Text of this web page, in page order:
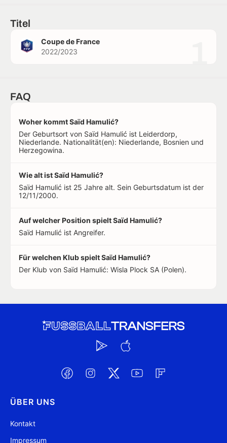
Titel
Coupe de France
2022/2023
FAQ
Woher kommt Saïd Hamulić?
Der Geburtsort von Saïd Hamulić ist Leiderdorp,
Niederlande. Nationalität(en): Niederlande, Bosnien und
Herzegowina.
Wie alt ist Saïd Hamulić?
Saïd Hamulić ist 25 Jahre alt. Sein Geburtsdatum ist der
12/11/2000.
Auf welcher Position spielt Saïd Hamulić?
Saïd Hamulić ist Angreifer.
Für welchen Klub spielt Saïd Hamulić?
Der Klub von Saïd Hamulić: Wisla Plock SA (Polen).
ÜBER UNS
Kontakt
Impressum